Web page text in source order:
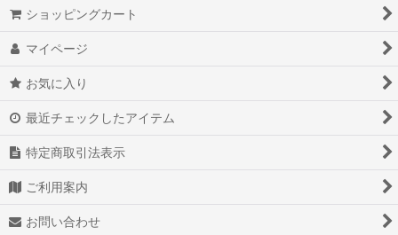
ショッピングカート
マイページ
お気に入り
最近チェックしたアイテム
特定商取引法表示
ご利用案内
お問い合わせ